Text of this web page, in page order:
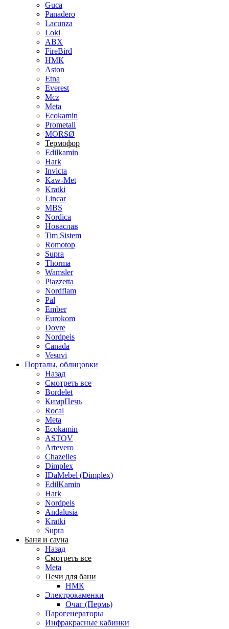
Guca
Panadero
Lacunza
Loki
ABX
FireBird
НМК
Aston
Etna
Everest
Mcz
Meta
Ecokamin
Prometall
MORSØ
Термофор
Edilkamin
Hark
Invicta
Kaw-Met
Kratki
Lincar
MBS
Nordica
Новаслав
Tim Sistem
Romotop
Supra
Thorma
Wamsler
Piazzetta
Nordflam
Pal
Ember
Eurokom
Dovre
Nordpeis
Canada
Vesuvi
Порталы, облицовки
Назад
Смотреть все
Bordelet
КимрПечь
Rocal
Meta
Ecokamin
ASTOV
Artevero
Chazelles
Dimplex
IDaMebel (Dimplex)
EdilKamin
Hark
Nordpeis
Andalusia
Kratki
Supra
Баня и сауна
Назад
Смотреть все
Meta
Печи для бани
НМК
Электрокаменки
Очаг (Пермь)
Парогенераторы
Инфракрасные кабинки